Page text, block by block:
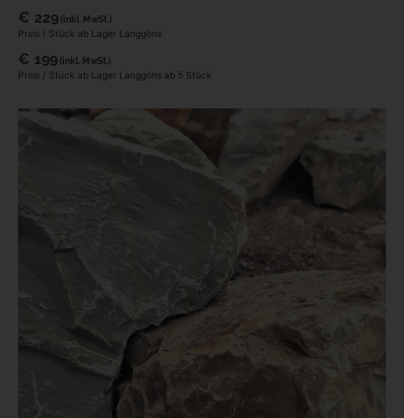
€ 229(inkl. MwSt.)
Preis / Stück ab Lager Langgöns
€ 199(inkl. MwSt.)
Preis / Stück ab Lager Langgöns ab 5 Stück